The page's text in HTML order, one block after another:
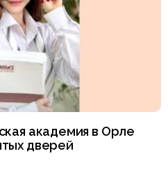
академия в Орле
дверей